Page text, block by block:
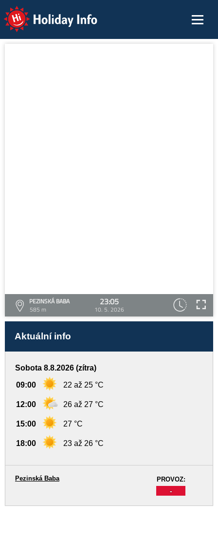
Holiday Info
PEZINSKÁ BABA
585 m
23:05
10. 5. 2026
Aktuální info
Sobota 8.8.2026 (zítra)
09:00 22 až 25 °C
12:00 26 až 27 °C
15:00 27 °C
18:00 23 až 26 °C
PROVOZ:
-
Pezinská Baba